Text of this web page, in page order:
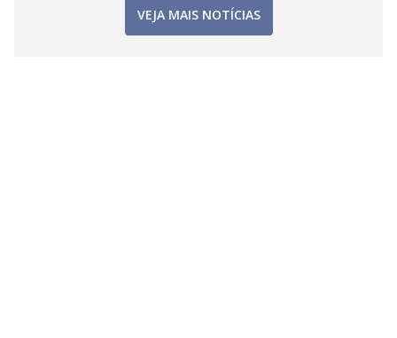
VEJA MAIS NOTÍCIAS